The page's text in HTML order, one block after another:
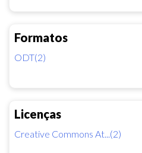
Formatos
ODT(2)
Licenças
Creative Commons At...(2)